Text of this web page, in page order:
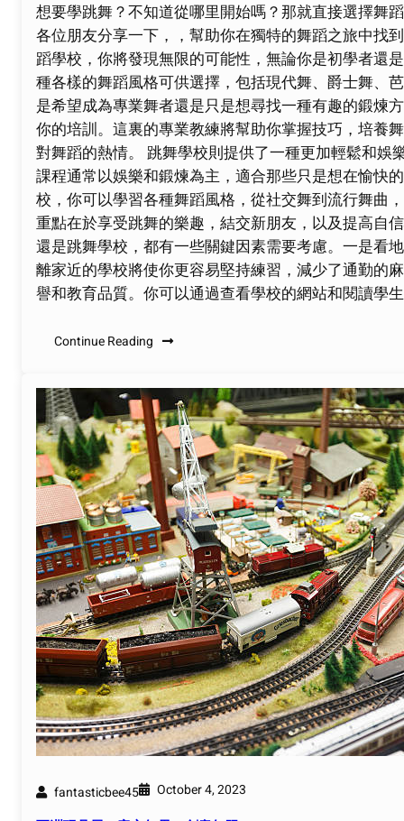
想要學跳舞？不知道從哪里開始嗎？那就直接選擇舞
各位朋友分享一下，，幫助你在獨特的舞蹈之旅中找
蹈學校，你將發現無限的可能性，無論你是初學者還
種各樣的舞蹈風格可供選擇，包括現代舞、爵士舞、
是希望成為專業舞者還是只是想尋找一種有趣的鍛煉
你的培訓。這裏的專業教練將幫助你掌握技巧，培養
對舞蹈的熱情。 跳舞學校則提供了一種更加輕鬆和娛
課程通常以娛樂和鍛煉為主，適合那些只是想在愉快
校，你可以學習各種舞蹈風格，從社交舞到流行舞曲
重點在於享受跳舞的樂趣，結交新朋友，以及提高自
還是跳舞學校，都有一些關鍵因素需要考慮。一是看
離家近的學校將使你更容易堅持練習，減少了通勤的
譽和教育品質。你可以通過查看學校的網站和閱讀學
Continue Reading
fantasticbee45 October 4, 2023